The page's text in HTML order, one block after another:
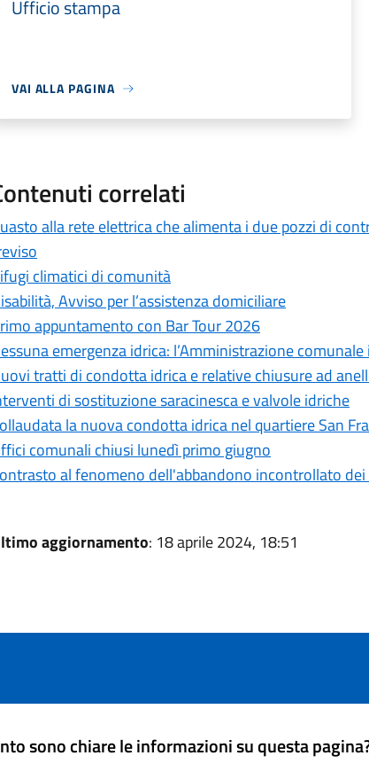
Ufficio stampa
VAI ALLA PAGINA
correlati
alla rete elettrica che alimenta i due pozzi di
climatici di comunità
Avviso per l’assistenza domiciliare
appuntamento con Bar Tour 2026
emergenza idrica: l’Amministrazione
tratti di condotta idrica e relative chiusure ad
di sostituzione saracinesca e valvole idriche
la nuova condotta idrica nel quartiere San
comunali chiusi lunedì primo giugno
al fenomeno dell'abbandono incontrollato
aggiornamento: 18 aprile 2024, 18:51
sono chiare le informazioni su questa